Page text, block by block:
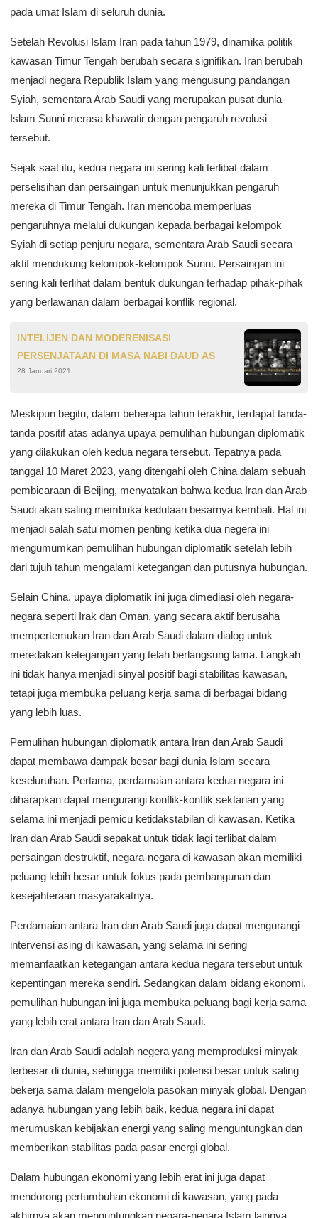
pada umat Islam di seluruh dunia.
Setelah Revolusi Islam Iran pada tahun 1979, dinamika politik
kawasan Timur Tengah berubah secara signifikan. Iran berubah
menjadi negara Republik Islam yang mengusung pandangan
Syiah, sementara Arab Saudi yang merupakan pusat dunia
Islam Sunni merasa khawatir dengan pengaruh revolusi
tersebut.
Sejak saat itu, kedua negara ini sering kali terlibat dalam
perselisihan dan persaingan untuk menunjukkan pengaruh
mereka di Timur Tengah. Iran mencoba memperluas
pengaruhnya melalui dukungan kepada berbagai kelompok
Syiah di setiap penjuru negara, sementara Arab Saudi secara
aktif mendukung kelompok-kelompok Sunni. Persaingan ini
sering kali terlihat dalam bentuk dukungan terhadap pihak-pihak
yang berlawanan dalam berbagai konflik regional.
INTELIJEN DAN MODERENISASI
PERSENJATAAN DI MASA NABI DAUD AS
28 Januari 2021
Meskipun begitu, dalam beberapa tahun terakhir, terdapat tanda-
tanda positif atas adanya upaya pemulihan hubungan diplomatik
yang dilakukan oleh kedua negara tersebut. Tepatnya pada
tanggal 10 Maret 2023, yang ditengahi oleh China dalam sebuah
pembicaraan di Beijing, menyatakan bahwa kedua Iran dan Arab
Saudi akan saling membuka kedutaan besarnya kembali. Hal ini
menjadi salah satu momen penting ketika dua negera ini
mengumumkan pemulihan hubungan diplomatik setelah lebih
dari tujuh tahun mengalami ketegangan dan putusnya hubungan.
Selain China, upaya diplomatik ini juga dimediasi oleh negara-
negara seperti Irak dan Oman, yang secara aktif berusaha
mempertemukan Iran dan Arab Saudi dalam dialog untuk
meredakan ketegangan yang telah berlangsung lama. Langkah
ini tidak hanya menjadi sinyal positif bagi stabilitas kawasan,
tetapi juga membuka peluang kerja sama di berbagai bidang
yang lebih luas.
Pemulihan hubungan diplomatik antara Iran dan Arab Saudi
dapat membawa dampak besar bagi dunia Islam secara
keseluruhan. Pertama, perdamaian antara kedua negara ini
diharapkan dapat mengurangi konflik-konflik sektarian yang
selama ini menjadi pemicu ketidakstabilan di kawasan. Ketika
Iran dan Arab Saudi sepakat untuk tidak lagi terlibat dalam
persaingan destruktif, negara-negara di kawasan akan memiliki
peluang lebih besar untuk fokus pada pembangunan dan
kesejahteraan masyarakatnya.
Perdamaian antara Iran dan Arab Saudi juga dapat mengurangi
intervensi asing di kawasan, yang selama ini sering
memanfaatkan ketegangan antara kedua negara tersebut untuk
kepentingan mereka sendiri. Sedangkan dalam bidang ekonomi,
pemulihan hubungan ini juga membuka peluang bagi kerja sama
yang lebih erat antara Iran dan Arab Saudi.
Iran dan Arab Saudi adalah negera yang memproduksi minyak
terbesar di dunia, sehingga memiliki potensi besar untuk saling
bekerja sama dalam mengelola pasokan minyak global. Dengan
adanya hubungan yang lebih baik, kedua negara ini dapat
merumuskan kebijakan energi yang saling menguntungkan dan
memberikan stabilitas pada pasar energi global.
Dalam hubungan ekonomi yang lebih erat ini juga dapat
mendorong pertumbuhan ekonomi di kawasan, yang pada
akhirnya akan menguntungkan negara-negara Islam lainnya.